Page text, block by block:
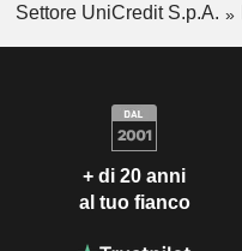
Settore UniCredit S.p.A.
+ di 20 anni
al tuo fianco